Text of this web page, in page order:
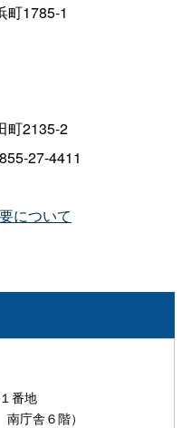
町1785-1
町2135-2
27-4411
について
番地
庁舎６階）